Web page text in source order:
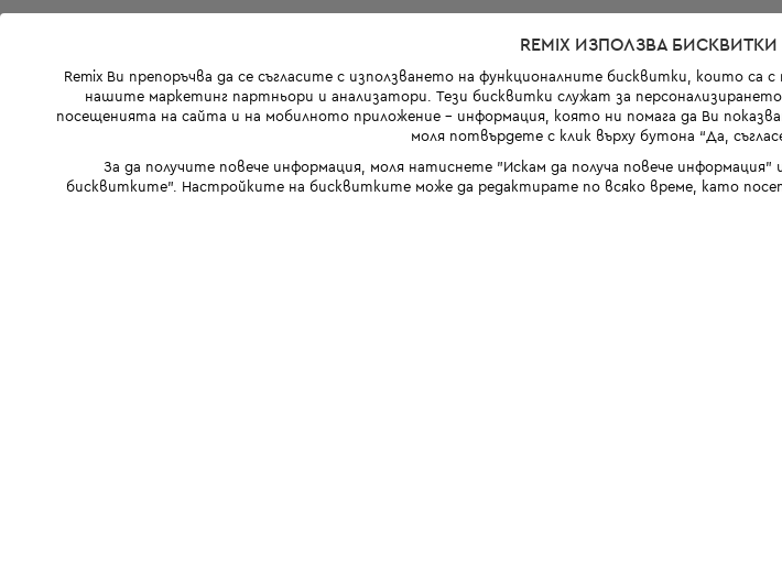
REMIX ИЗПОЛЗВА БИСКВИТКИ
Remix Ви препоръчва да се съгласите с използването на функционалните бисквитки, които са
нашите маркетинг партньори и анализатори. Тези бисквитки служат за
посещенията на сайта и на мобилното приложение - информация, която ни помага да Ви
моля потвърдете с клик върху бутона “Да,
За да получите повече информация, моля натиснете "Искам да получа повече
бисквитките". Настройките на бисквитките може да редактирате по всяко време, като